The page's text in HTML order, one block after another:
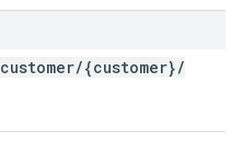
customer/{customer}/